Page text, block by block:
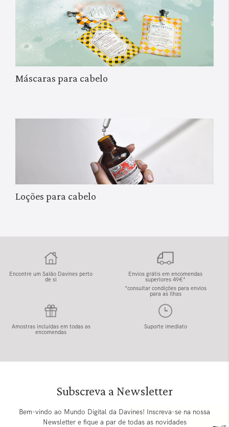
brilho.
O segredo para aproveitar melhor o óleo?Doseá-lo
cuidadosamente: aplicar um pouco de cada vez e distribuí-lo
usando um pente. Lembre-se de não exagerar porque pode
sempre acrescentar mais, for se necessário.
Máscaras para cabelo
Loções para cabelo
Encontre um Salão Davines perto
de si
Envios grátis em encomendas
superiores 49€*
*consultar condições para envios
para as Ilhas
Amostras incluídas em todas as
encomendas
Suporte imediato
Subscreva a Newsletter
Bem-vindo ao Mundo Digital da Davines! Inscreva-se na nossa
Newsletter e fique a par de todas as novidades